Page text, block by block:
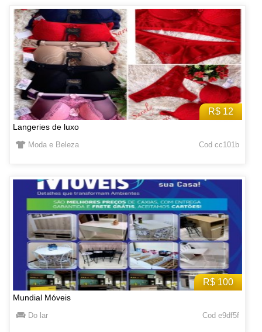
R$ 12
Langeries de luxo
Moda e Beleza Cod cc101b
R$ 100
Mundial Móveis
Do lar Cod e9df5f